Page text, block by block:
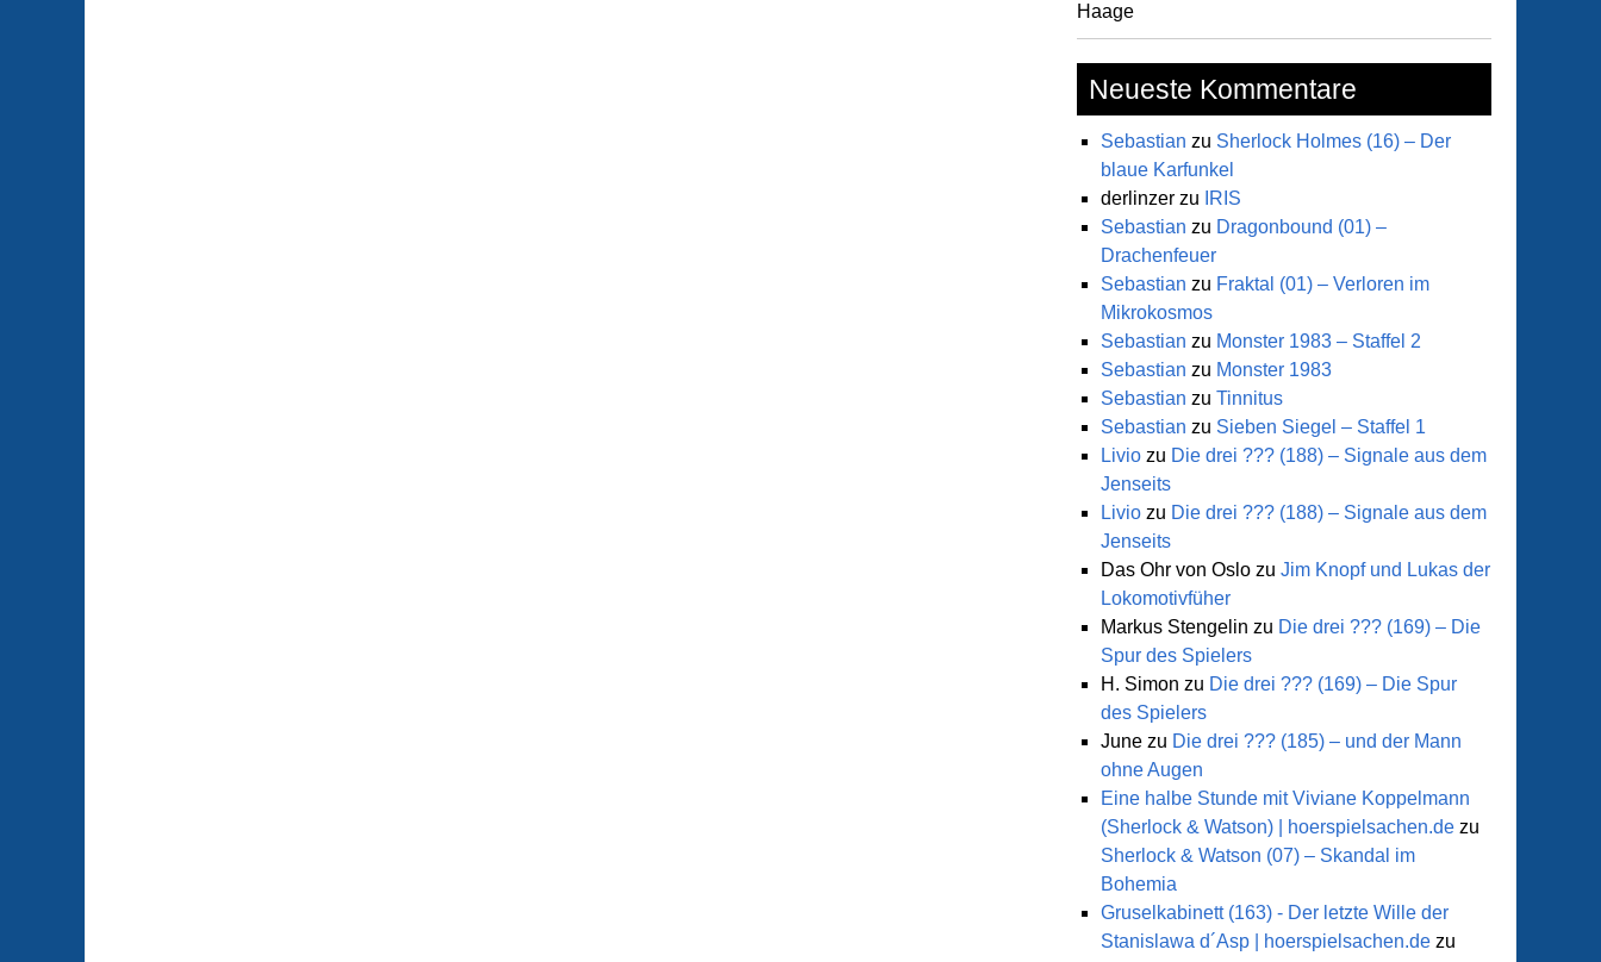
Haage
Neueste Kommentare
Sebastian zu Sherlock Holmes (16) – Der
blaue Karfunkel
derlinzer zu
IRIS
Sebastian zu Dragonbound (01) –
Drachenfeuer
Sebastian zu Fraktal (01) – Verloren im
Mikrokosmos
Sebastian zu Monster 1983 – Staffel 2
Sebastian zu Monster 1983
Sebastian zu Tinnitus
Sebastian zu Sieben Siegel – Staffel 1
Livio zu Die drei ??? (188) – Signale aus dem
Jenseits
Livio zu Die drei ??? (188) – Signale aus dem
Jenseits
Das Ohr von Oslo zu Jim Knopf und Lukas der
Lokomotivfüher
Markus Stengelin zu Die drei ??? (169) – Die
Spur des Spielers
H. Simon zu Die drei ??? (169) – Die Spur
des Spielers
June zu Die drei ??? (185) – und der Mann
ohne Augen
Eine halbe Stunde mit Viviane Koppelmann
(Sherlock & Watson) | hoerspielsachen.de zu
Sherlock & Watson (07) – Skandal im
Bohemia
Gruselkabinett (163) - Der letzte Wille der
Stanislawa d´Asp | hoerspielsachen.de zu